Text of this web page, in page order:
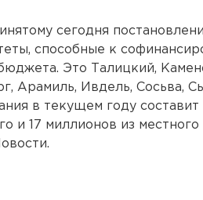
сегодня
способные к
Это Талицкий,
Арамиль, Ивдель, Сосьва,
в текущем году составит
и 17 миллионов из